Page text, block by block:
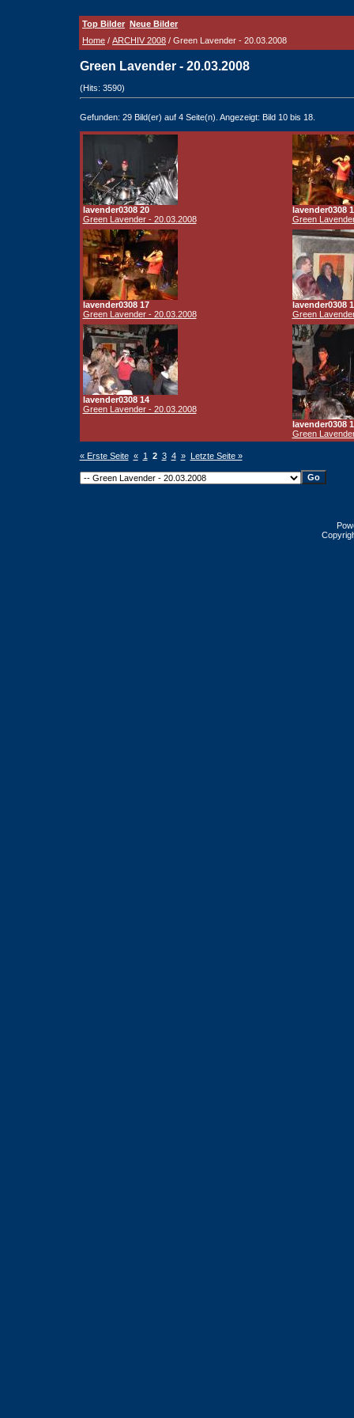
Top Bilder Neue Bilder
Home / ARCHIV 2008 / Green Lavender - 20.03.2008
Green Lavender - 20.03.2008
(Hits: 3590)
Gefunden: 29 Bild(er) auf 4 Seite(n). Angezeigt: Bild 10 bis 18.
lavender0308 20
Green Lavender - 20.03.2008
lavender0308
Green
lavender0308 17
Green Lavender - 20.03.2008
lavender0308
Green
lavender0308 14
Green Lavender - 20.03.2008
lavender0308
Green
« Erste Seite « 1 2 3 4 » Letzte Seite »